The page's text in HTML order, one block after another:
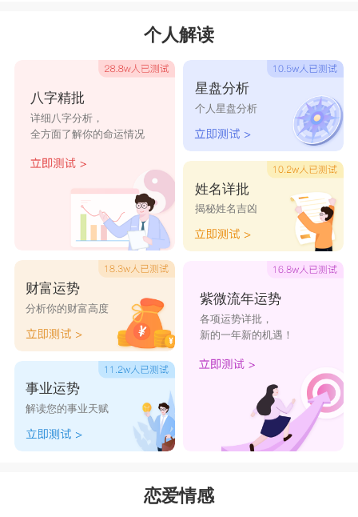
思、范秀宛、范念玫、范瑜欣、范芊蓝、范万曦、
范自可、范婕佳、范卿如、范翠雪、范煜芳、范书
万、范静念、范蓓俪、范易渲、范境纭、范月矍、
范贻香、范琪杼、范人婧、范娇姝、范琼皮、范茵
阮、范弗念。
个人解读
八字精批
详细八字分析，
全方面了解你的命运情况
财富运势
分析你的财富高度
事业运势
解读您的事业天赋
星盘分析
个人星盘分析
姓名详批
揭秘姓名吉凶
紫微流年运势
各项运势详批，
新的一年新的机遇！
恋爱情感